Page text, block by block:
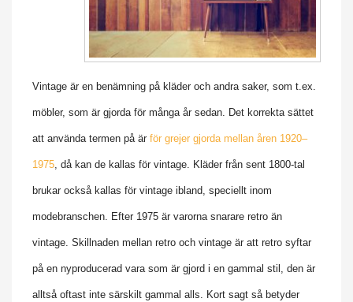
Vintage är en benämning på kläder och andra saker, som t.ex.
möbler, som är gjorda för många år sedan. Det korrekta sättet
att använda termen på är för grejer gjorda mellan åren 1920–
1975, då kan de kallas för vintage. Kläder från sent 1800-tal
brukar också kallas för vintage ibland, speciellt inom
modebranschen. Efter 1975 är varorna snarare retro än
vintage. Skillnaden mellan retro och vintage är att retro syftar
på en nyproducerad vara som är gjord i en gammal stil, den är
alltså oftast inte särskilt gammal alls. Kort sagt så betyder